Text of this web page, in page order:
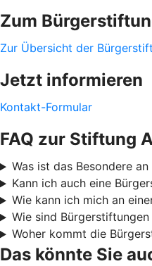
Zum
Zur Übersicht der
Jetzt informieren
Kontakt-Formular
FAQ zur Stiftung
Was ist das Besondere
Kann ich auch eine
Wie kann ich mich an
Wie sind
Woher kommt die
Das könnte Sie